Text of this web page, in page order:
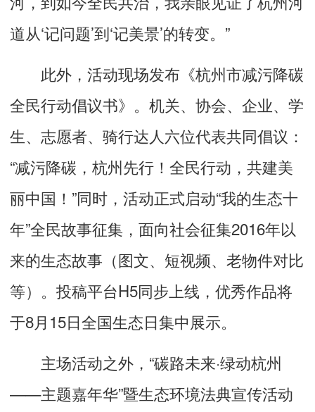
道从‘记问题’到‘记美景’的转变。”
此外，活动现场发布《杭州市减污降碳
全民行动倡议书》。机关、协会、企业、学
生、志愿者、骑行达人六位代表共同倡议：
“减污降碳，杭州先行！全民行动，共建美
丽中国！”同时，活动正式启动“我的生态十
年”全民故事征集，面向社会征集2016年以
来的生态故事（图文、短视频、老物件对比
等）。投稿平台H5同步上线，优秀作品将
于8月15日全国生态日集中展示。
主场活动之外，“碳路未来·绿动杭州
——主题嘉年华”暨生态环境法典宣传活动